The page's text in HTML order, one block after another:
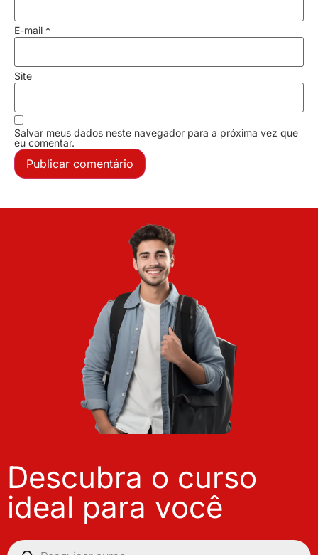
E-mail *
Site
Salvar meus dados neste navegador para a próxima vez que
eu comentar.
Descubra o curso
ideal para você